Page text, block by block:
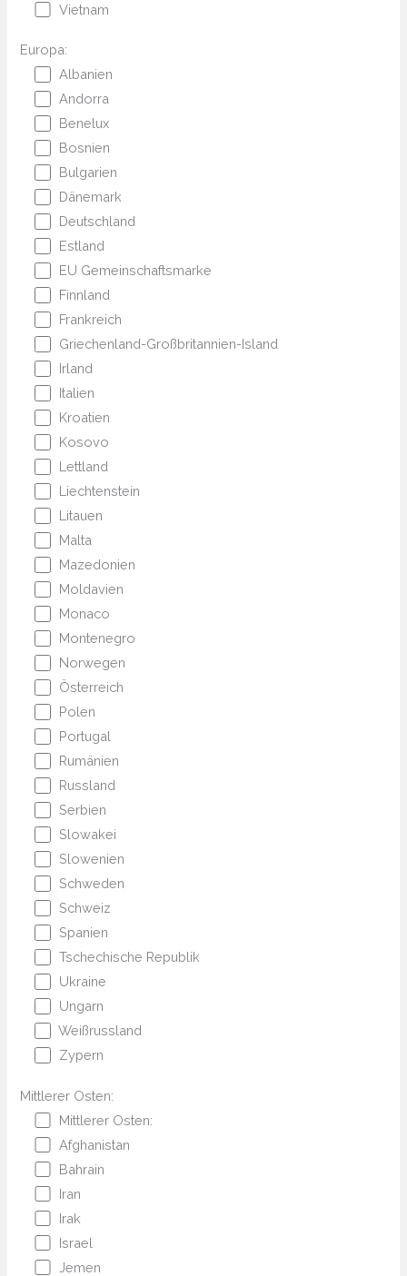
Vietnam
Europa:
Albanien
Andorra
Benelux
Bosnien
Bulgarien
Dänemark
Deutschland
Estland
EU Gemeinschaftsmarke
Finnland
Frankreich
Griechenland-Großbritannien-Island
Irland
Italien
Kroatien
Kosovo
Lettland
Liechtenstein
Litauen
Malta
Mazedonien
Moldavien
Monaco
Montenegro
Norwegen
Österreich
Polen
Portugal
Rumänien
Russland
Serbien
Slowakei
Slowenien
Schweden
Schweiz
Spanien
Tschechische Republik
Ukraine
Ungarn
Weißrussland
Zypern
Mittlerer Osten:
Mittlerer Osten:
Afghanistan
Bahrain
Iran
Irak
Israel
Jemen